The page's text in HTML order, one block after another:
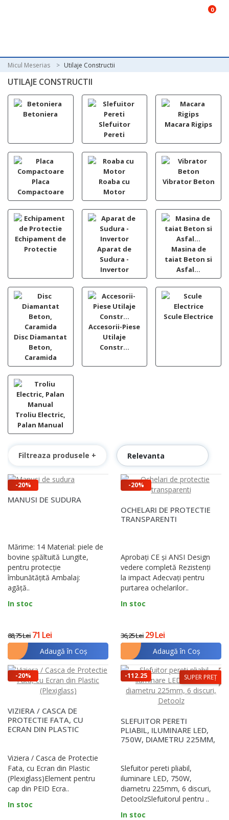
0
Micul Meserias Utilaje Constructii
UTILAJE CONSTRUCTII
Betoniera
Slefuitor
Pereti
Macara Rigips
Placa
Compactoare
Roaba cu
Motor
Vibrator Beton
Echipament de
Protectie
Aparat de
Sudura -
Invertor
Masina de
taiat Beton si
Asfal...
Disc Diamantat
Beton,
Caramida
Accesorii-Piese
Utilaje
Constr...
Scule Electrice
Troliu Electric,
Palan Manual
Filtreaza produsele +
-20%
MANUSI DE SUDURA
Mărime: 14 Material: piele de
bovine șpăltuită Lungite,
pentru protecție
îmbunătățită Ambalaj:
agăță..
In stoc
88,75 Lei 71 Lei
Adaugă în Coş
-20%
OCHELARI DE PROTECTIE
TRANSPARENTI
Aprobați CE și ANSI Design
vedere completă Rezistenți
la impact Adecvați pentru
purtarea ochelarilor..
In stoc
36,25 Lei 29 Lei
Adaugă în Coş
-20%
VIZIERA / CASCA DE
PROTECTIE FATA, CU
ECRAN DIN PLASTIC
Viziera / Casca de Protectie
Fata, cu Ecran din Plastic
(Plexiglass)Element pentru
cap din PEID Ecra..
In stoc
SUPER PREȚ
-112.25
lei
SLEFUITOR PERETI
PLIABIL, ILUMINARE LED,
750W, DIAMETRU 225MM,
Slefuitor pereti pliabil,
iluminare LED, 750W,
diametru 225mm, 6 discuri,
DetoolzSlefuitorul pentru ..
In stoc